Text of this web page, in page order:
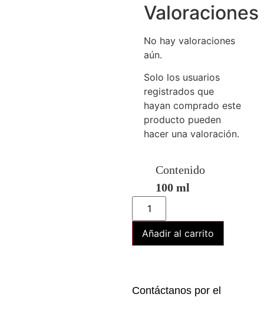
Valoraciones
No hay valoraciones
aún.
Solo los usuarios
registrados que
hayan comprado este
producto pueden
hacer una valoración.
Contenido
100 ml
Añadir al carrito
Contáctanos por el